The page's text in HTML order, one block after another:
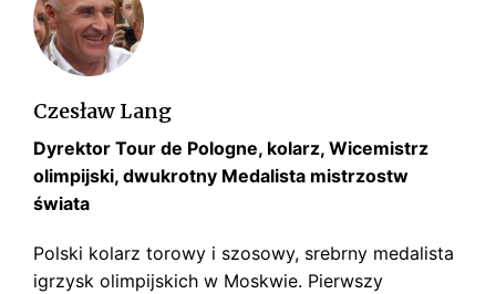
s
k
i
Czesław Lang
Dyrektor Tour de Pologne, kolarz, Wicemistrz
olimpijski, dwukrotny Medalista mistrzostw
świata
Polski kolarz torowy i szosowy, srebrny medalista
igrzysk olimpijskich w Moskwie. Pierwszy